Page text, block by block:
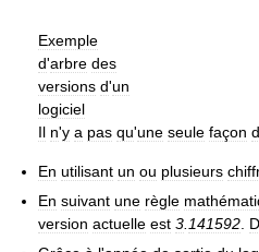
Exemple
d'arbre des
versions d'un
logiciel
Il n'y a pas qu'une seule façon
En utilisant un ou plusieurs
En suivant une règle
version actuelle est 3.141592.